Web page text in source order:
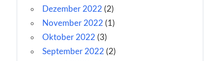
Dezember 2022 (2)
November 2022 (1)
Oktober 2022 (3)
September 2022 (2)